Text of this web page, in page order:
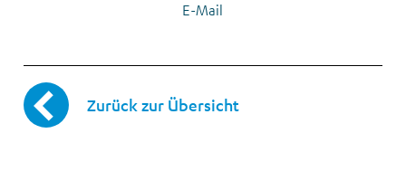
E-Mail
Zurück zur Übersicht